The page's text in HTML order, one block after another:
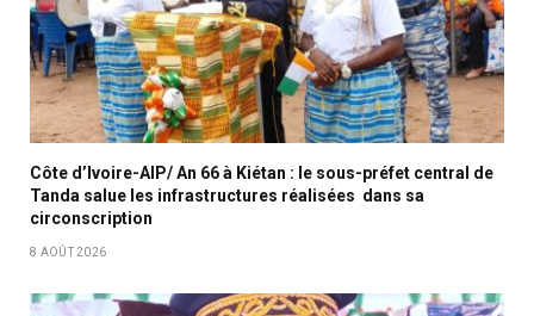
Côte d’Ivoire-AIP/ An 66 à Kiétan : le sous-préfet central de
Tanda salue les infrastructures réalisées dans sa
circonscription
8 AOÛT 2026